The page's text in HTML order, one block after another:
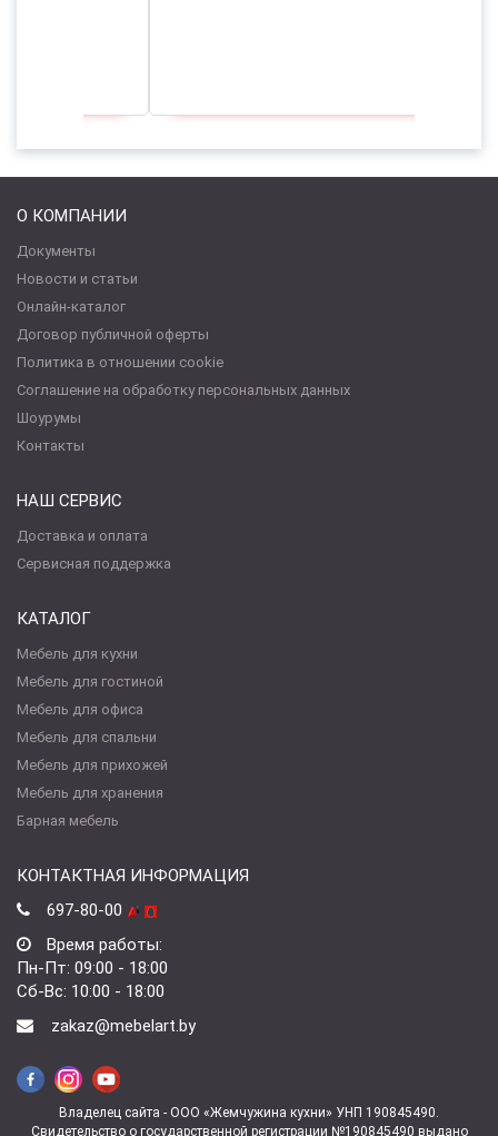
О КОМПАНИИ
Документы
Новости и статьи
Онлайн-каталог
Договор публичной оферты
Политика в отношении cookie
Соглашение на обработку персональных данных
Шоурумы
Контакты
НАШ СЕРВИС
Доставка и оплата
Сервисная поддержка
КАТАЛОГ
Мебель для кухни
Мебель для гостиной
Мебель для офиса
Мебель для спальни
Мебель для прихожей
Мебель для хранения
Барная мебель
КОНТАКТНАЯ ИНФОРМАЦИЯ
697-80-00
Время работы:
Пн-Пт: 09:00 - 18:00
Сб-Вс: 10:00 - 18:00
zakaz@mebelart.by
Владелец сайта - ООО «Жемчужина кухни» УНП 190845490.
Свидетельство о государственной регистрации №190845490 выдано